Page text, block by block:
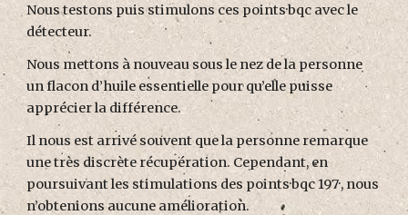
Nous testons puis stimulons ces points·bqc avec le
détecteur.
Nous mettons à nouveau sous le nez de la personne
un flacon d’huile essentielle pour qu’elle puisse
apprécier la différence.
Il nous est arrivé souvent que la personne remarque
une très discrète récupération. Cependant, en
poursuivant les stimulations des points·bqc 197·, nous
n’obtenions aucune amélioration.